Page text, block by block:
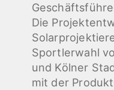
Die
Sportlerwahl
und Kölner
mit der